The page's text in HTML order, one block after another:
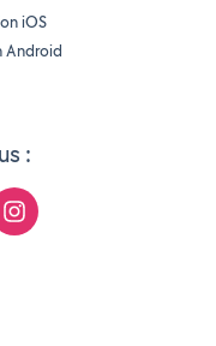
:
iOS
Android